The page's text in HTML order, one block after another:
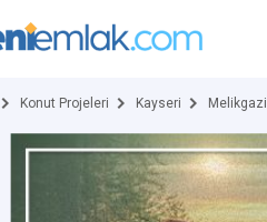
Konut Projeleri Kayseri Melikgazi